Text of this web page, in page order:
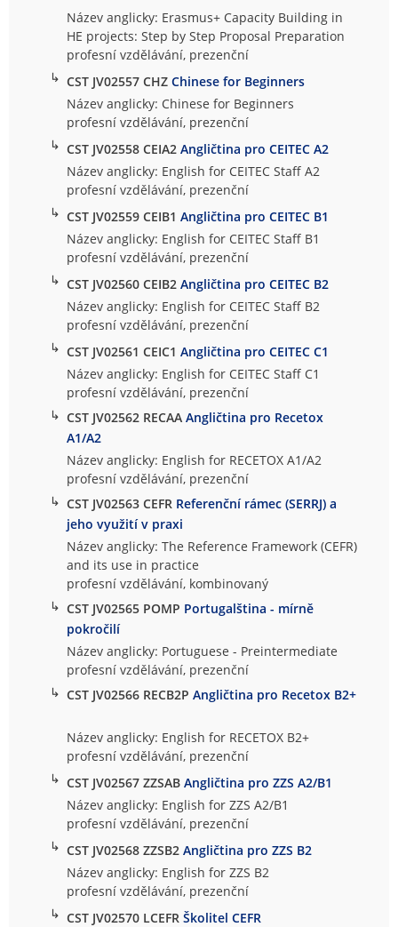
Název anglicky: Erasmus+ Capacity Building in
HE projects: Step by Step Proposal Preparation
profesní vzdělávání, prezenční
↳ CST JV02557 CHZChinese for Beginners
Název anglicky: Chinese for Beginners
profesní vzdělávání, prezenční
↳ CST JV02558 CEIA2Angličtina pro CEITEC A2
Název anglicky: English for CEITEC Staff A2
profesní vzdělávání, prezenční
↳ CST JV02559 CEIB1Angličtina pro CEITEC B1
Název anglicky: English for CEITEC Staff B1
profesní vzdělávání, prezenční
↳ CST JV02560 CEIB2Angličtina pro CEITEC B2
Název anglicky: English for CEITEC Staff B2
profesní vzdělávání, prezenční
↳ CST JV02561 CEIC1Angličtina pro CEITEC C1
Název anglicky: English for CEITEC Staff C1
profesní vzdělávání, prezenční
↳ CST JV02562 RECAAAngličtina pro Recetox
A1/A2
Název anglicky: English for RECETOX A1/A2
profesní vzdělávání, prezenční
↳ CST JV02563 CEFR Referenční rámec (SERRJ) a
jeho využití v praxi
Název anglicky: The Reference Framework (CEFR)
and its use in practice
profesní vzdělávání, kombinovaný
↳ CST JV02565 POMP Portugalština - mírně
pokročilí
Název anglicky: Portuguese - Preintermediate
profesní vzdělávání, prezenční
↳ CST JV02566 RECB2PAngličtina pro Recetox B2+
Název anglicky: English for RECETOX B2+
profesní vzdělávání, prezenční
↳ CST JV02567 ZZSABAngličtina pro ZZS A2/B1
Název anglicky: English for ZZS A2/B1
profesní vzdělávání, prezenční
↳ CST JV02568 ZZSB2Angličtina pro ZZS B2
Název anglicky: English for ZZS B2
profesní vzdělávání, prezenční
↳ CST JV02570 LCEFRŠkolitel CEFR